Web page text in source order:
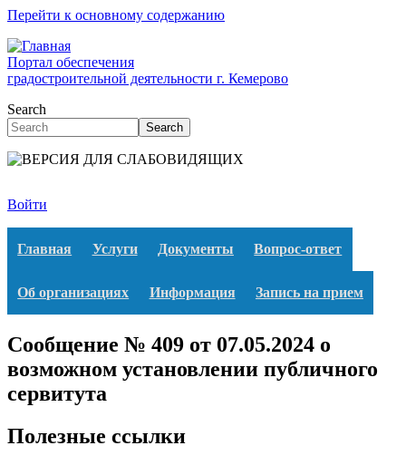
Перейти к основному содержанию
Портал обеспечения
градостроительной деятельности г. Кемерово
Search
Search
Войти
Главная Услуги Документы Вопрос-ответ
Об организациях Информация Запись на прием
Сообщение № 409 от 07.05.2024 о
возможном установлении публичного
сервитута
Полезные ссылки